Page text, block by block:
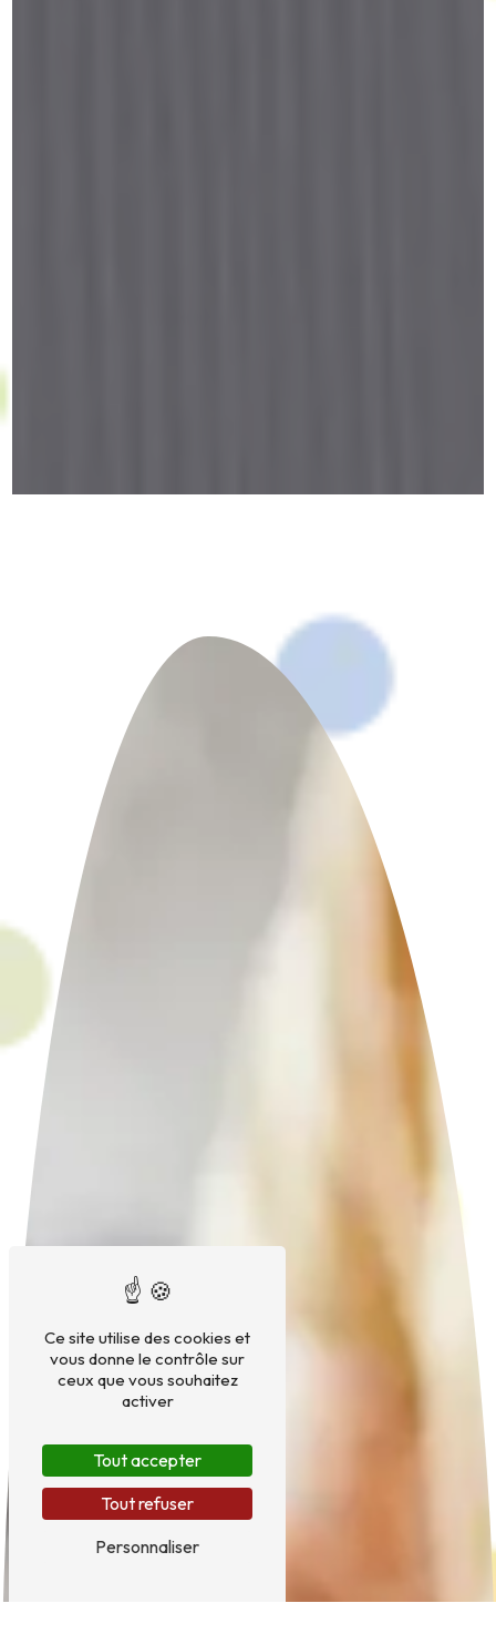
Ce site utilise des cookies et
vous donne le contrôle sur
ceux que vous souhaitez
activer
Tout accepter
Tout refuser
Personnaliser